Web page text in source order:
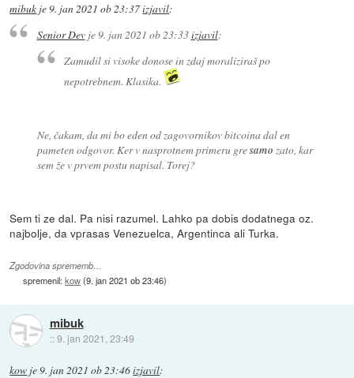
mibuk je 9. jan 2021 ob 23:37izjavil:
Senior Devje9. jan 2021 ob 23:33izjavil:
Zamudil si visoke donose in zdaj moraliziraš po
nepotrebnem. Klasika.
Ne, čakam, da mi bo eden od zagovornikov bitcoina dal en
pameten odgovor. Ker v nasprotnem primeru gresamo zato, kar
sem že v prvem postu napisal. Torej?
Sem ti ze dal. Pa nisi razumel. Lahko pa dobis dodatnega oz.
najbolje, da vprasas Venezuelca, Argentinca ali Turka.
Zgodovina sprememb…
spremenil:kow(9. jan 2021 ob 23:46)
mibuk
::9. jan 2021, 23:49
kow je9. jan 2021 ob 23:46izjavil: